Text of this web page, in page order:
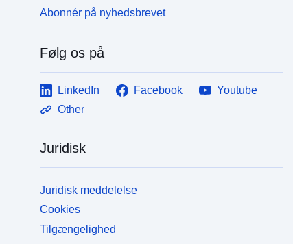
Abonnér på nyhedsbrevet
Følg os på
LinkedIn Facebook
Youtube
Other
Juridisk
Juridisk meddelelse
Cookies
Tilgængelighed